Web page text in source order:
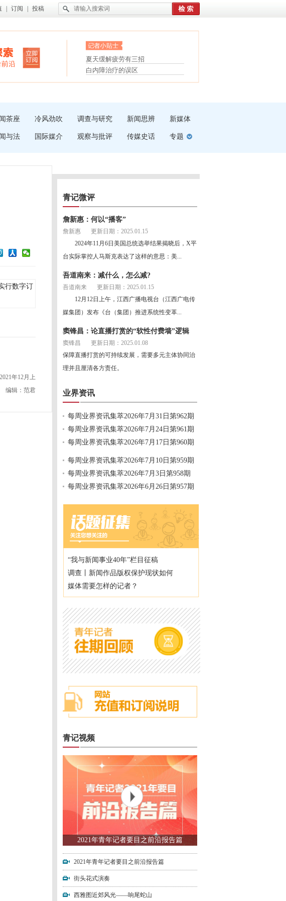
订阅 投稿
“枝桠”“树桠”宜写成“枝...
夏天缓解疲劳有三招
护腰，摆脱六大坏习惯
受伤了冰敷还是热敷
白内障治疗的误区
茶座 冷风劲吹 调查与研究 新闻思辨 新媒体
与法 国际媒介 观察与批评 传媒史话 专题
行数字订
年12月上
编辑：范君
青记微评
詹新惠：何以“播客”
詹新惠
更新日期：2025.01.15
2024年11月6日美国总统选举结果揭晓后，X平
台实际掌控人马斯克表达了这样的意思：美...
吾道南来：减什么，怎么减?
吾道南来
更新日期：2025.01.15
12月12日上午，江西广播电视台（江西广电传
媒集团）发布《台（集团）推进系统性变革...
窦锋昌：论直播打赏的“软性付费墙”逻辑
窦锋昌
更新日期：2025.01.08
保障直播打赏的可持续发展，需要多元主体协同治
理并且厘清各方责任。
业界资讯
每周业界资讯集萃2026年7月31日第962期
每周业界资讯集萃2026年7月24日第961期
每周业界资讯集萃2026年7月17日第960期
每周业界资讯集萃2026年7月10日第959期
每周业界资讯集萃2026年7月3日第958期
每周业界资讯集萃2026年6月26日第957期
“我与新闻事业40年”栏目征稿
调查丨新闻作品版权保护现状如何
媒体需要怎样的记者？
青记视频
2021年青年记者要目之前沿报告篇
2021年青年记者要目之前沿报告篇
街头花式演奏
西雅图近郊风光——响尾蛇山